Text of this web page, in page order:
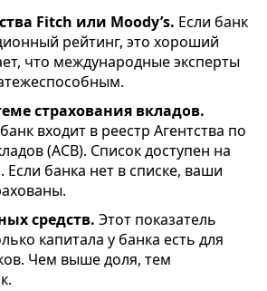
Fitch или Moody’s. Если банк
рейтинг, это хороший
что международные эксперты
страхования вкладов.
входит в реестр Агентства по
(АСВ). Список доступен на
Если банка нет в списке, ваши
средств. Этот показатель
капитала у банка есть для
Чем выше доля, тем